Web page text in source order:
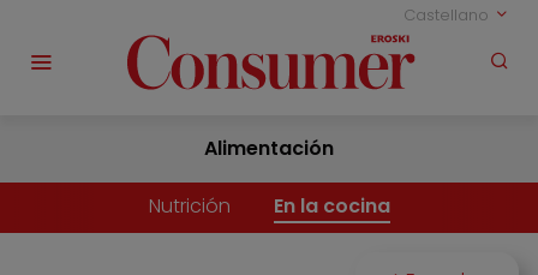
Castellano
Alimentación
Nutrición En la cocina